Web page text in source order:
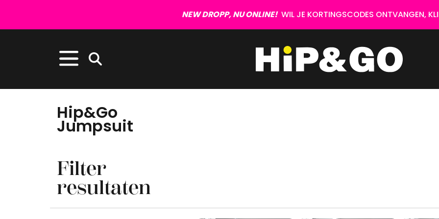
NEW DROPP, NU ONLINE! WIL JE KORTINGSCODES ONTVANGEN,
Hip&Go
Jumpsuit
Filter
resultaten